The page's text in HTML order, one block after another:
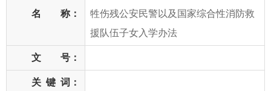
名 称：
牲伤残公安民警以及国家综合性消防救
援队伍子女入学办法
文 号：
关 键 词：